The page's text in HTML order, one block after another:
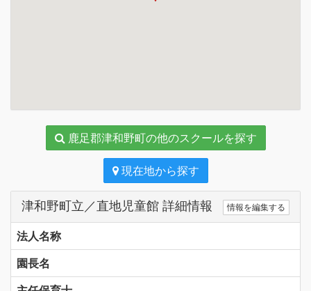
鹿足郡津和野町の他のスクールを探す
現在地から探す
津和野町立／直地児童館 詳細情報 情報を編集する
法人名称
園長名